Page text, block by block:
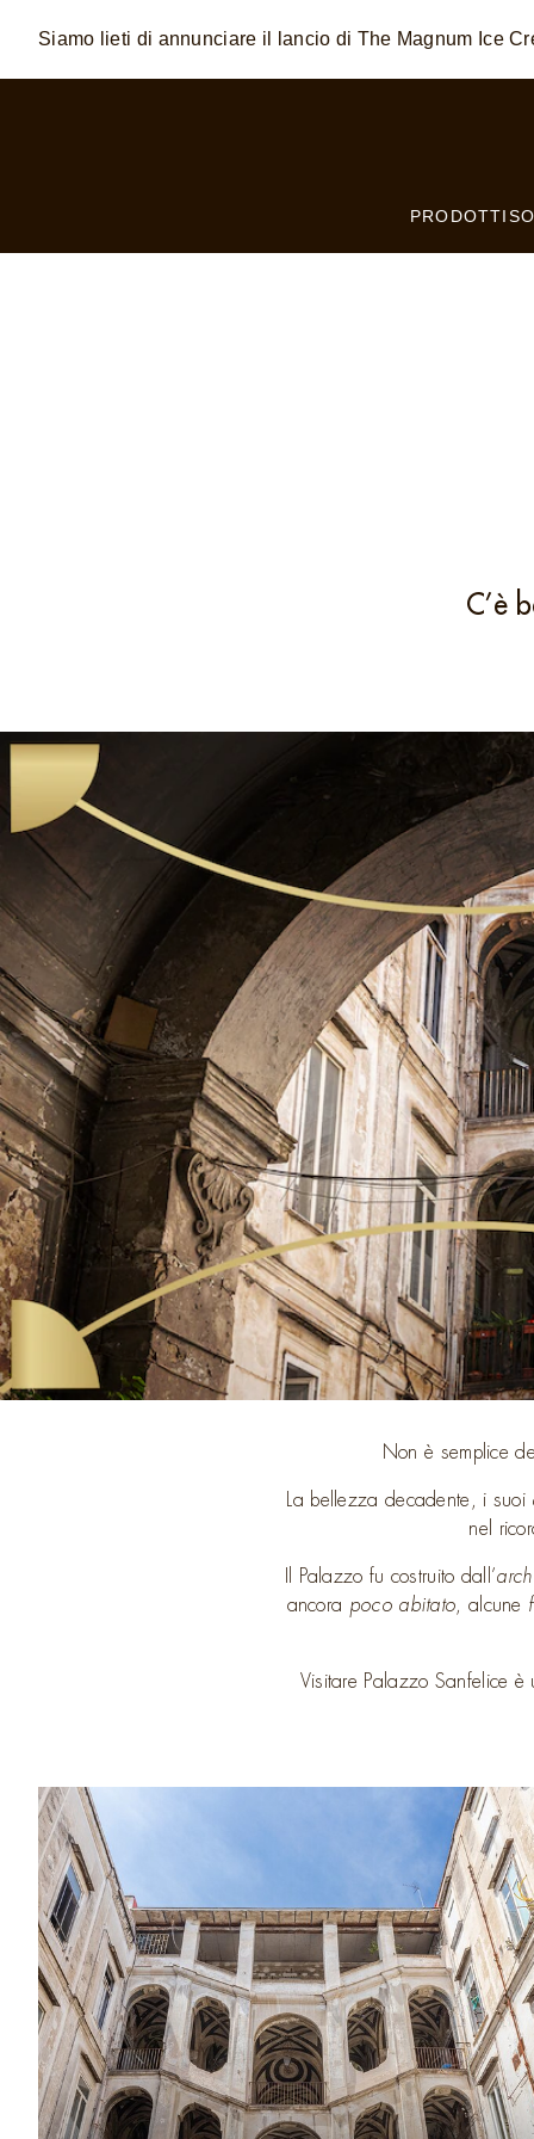
Skip to: MAIN CONTENT FOOTER
Siamo lieti di annunciare il lancio di The Magnum Ice
PRODOTTI
C’è
Non è semplice
La bellezza decadente, i suoi
nel
Il Palazzo fu costruito dall’
ancora poco abitato, alcune
Visitare Palazzo Sanfelice è